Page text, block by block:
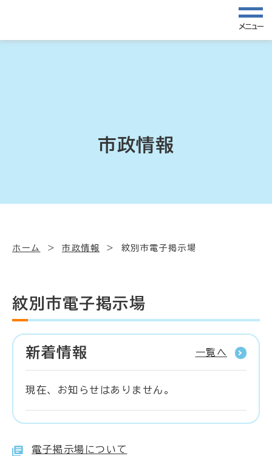
メニュー
市政情報
ホーム 市政情報 紋別市電子掲示場
紋別市電子掲示場
新着情報 一覧へ
現在、お知らせはありません。
電子掲示場について